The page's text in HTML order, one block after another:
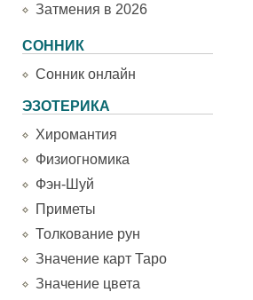
Затмения в 2026
СОННИК
Сонник онлайн
ЭЗОТЕРИКА
Хиромантия
Физиогномика
Фэн-Шуй
Приметы
Толкование рун
Значение карт Таро
Значение цвета